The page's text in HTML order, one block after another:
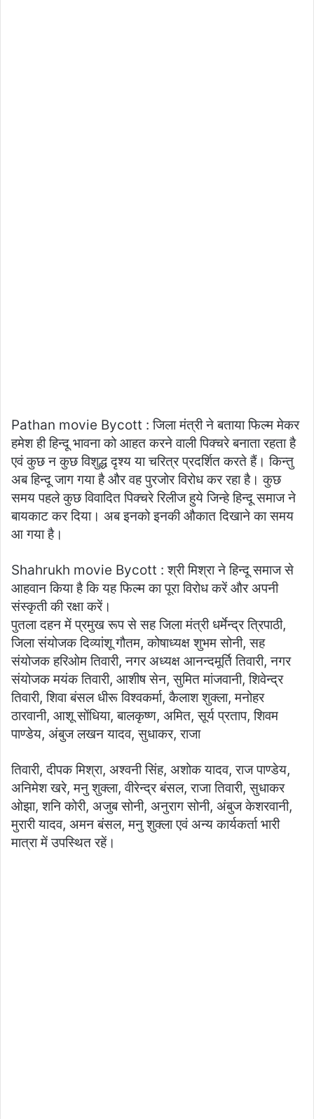
Pathan movie Bycott : जिला मंत्री ने बताया फिल्म मेकर
हमेश ही हिन्दू भावना को आहत करने वाली पिक्चरे बनाता रहता है
एवं कुछ न कुछ विशुद्ध दृश्य या चरित्र प्रदर्शित करते हैं। किन्तु
अब हिन्दू जाग गया है और वह पुरजोर विरोध कर रहा है। कुछ
समय पहले कुछ विवादित पिक्चरे रिलीज हुये जिन्हे हिन्दू समाज ने
बायकाट कर दिया। अब इनको इनकी औकात दिखाने का समय
आ गया है।
Shahrukh movie Bycott : श्री मिश्रा ने हिन्दू समाज से
आहवान किया है कि यह फिल्म का पूरा विरोध करें और अपनी
संस्कृती की रक्षा करें।
पुतला दहन में प्रमुख रूप से सह जिला मंत्री धर्मेन्द्र त्रिपाठी,
जिला संयोजक दिव्यांशू गौतम, कोषाध्यक्ष शुभम सोनी, सह
संयोजक हरिओम तिवारी, नगर अध्यक्ष आनन्दमूर्ति तिवारी, नगर
संयोजक मयंक तिवारी, आशीष सेन, सुमित मांजवानी, शिवेन्द्र
तिवारी, शिवा बंसल धीरू विश्वकर्मा, कैलाश शुक्ला, मनोहर
ठारवानी, आशू सोंधिया, बालकृष्ण, अमित, सूर्य प्रताप, शिवम
पाण्डेय, अंबुज लखन यादव, सुधाकर, राजा
तिवारी, दीपक मिश्रा, अश्वनी सिंह, अशोक यादव, राज पाण्डेय,
अनिमेश खरे, मनु शुक्ला, वीरेन्द्र बंसल, राजा तिवारी, सुधाकर
ओझा, शनि कोरी, अजुब सोनी, अनुराग सोनी, अंबुज केशरवानी,
मुरारी यादव, अमन बंसल, मनु शुक्ला एवं अन्य कार्यकर्ता भारी
मात्रा में उपस्थित रहें।